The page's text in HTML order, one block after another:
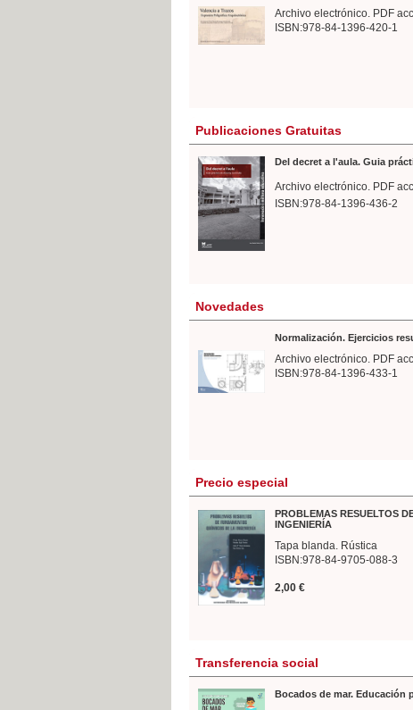
Archivo electrónico. PDF
ISBN:978-84-1396-420-1
Publicaciones Gratuitas
Del decret a l'aula. Guia
Archivo electrónico. PDF
ISBN:978-84-1396-436-2
Novedades
Normalización. Ejercicios
Archivo electrónico. PDF
ISBN:978-84-1396-433-1
Precio especial
PROBLEMAS RESUELTOS
INGENIERÍA
Tapa blanda. Rústica
ISBN:978-84-9705-088-3
2,00 €
Transferencia social
Bocados de mar. Educación